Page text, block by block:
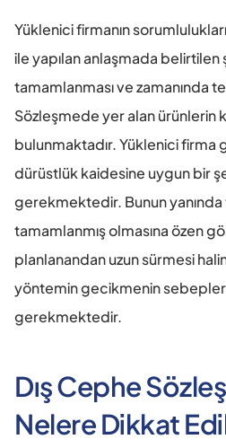
Yüklenici firmanın
ile yapılan anlaşmada belirtilen
tamamlanması ve zamanında
Sözleşmede yer alan ürünlerin
bulunmaktadır. Yüklenici
dürüstlük kaidesine uygun bir
gerekmektedir. Bunun
tamamlanmış olmasına özen
planlanandan uzun sürmesi
yöntemin gecikmenin
gerekmektedir.
Dış Cephe
Nelere Dikkat